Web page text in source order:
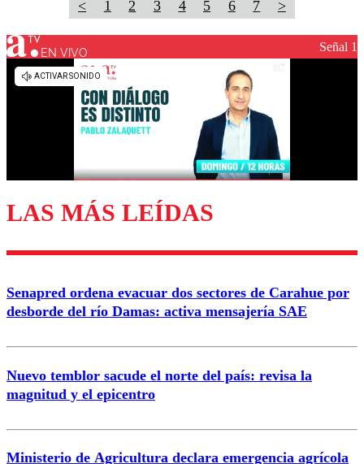
< 1 2 3 4 5 6 7 >
EN VIVO Señal 1
LAS MÁS LEÍDAS
Senapred ordena evacuar dos sectores de Carahue por
desborde del río Damas: activa mensajería SAE
Nuevo temblor sacude el norte del país: revisa la
magnitud y el epicentro
Ministerio de Agricultura declara emergencia agrícola